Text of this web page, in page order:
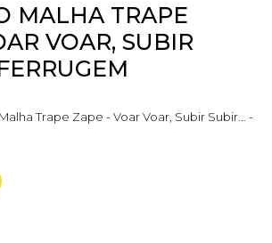
MALHA TRAPE
VOAR, SUBIR
Trape Zape - Voar Voar, Subir Subir... -